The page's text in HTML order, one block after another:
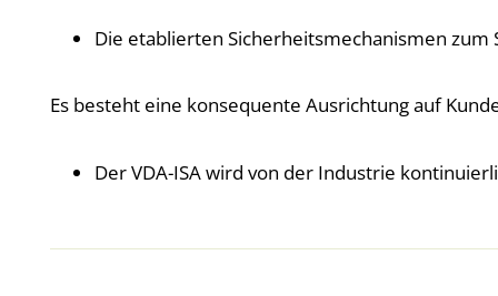
Die etablierten Sicherheitsmechanismen
Es besteht eine konsequente Ausrichtung auf
Der VDA-ISA wird von der Industrie